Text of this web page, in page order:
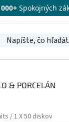
Spokojných
& PORCELÁN
/ 1 X 50 diskov